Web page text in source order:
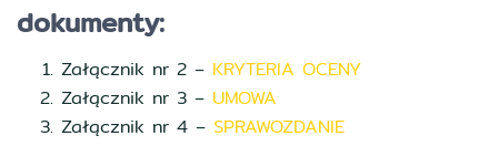
dokumenty:
Załącznik nr 2 – KRYTERIA OCENY
Załącznik nr 3 – UMOWA
Załącznik nr 4 – SPRAWOZDANIE